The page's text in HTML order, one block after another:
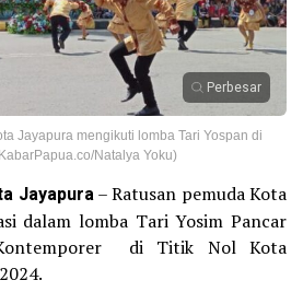
Perbesar
Jayapura mengikuti lomba Tari Yospan di
Natalya Yoku)
Jayapura– Ratusan pemuda Kota
dalam lomba Tari Yosim Pancar
di Titik Nol Kota